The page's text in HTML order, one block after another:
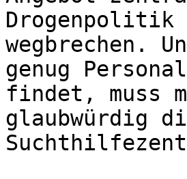
Drogenpolitik
wegbrechen.
genug
findet, muss
glaubwürdig